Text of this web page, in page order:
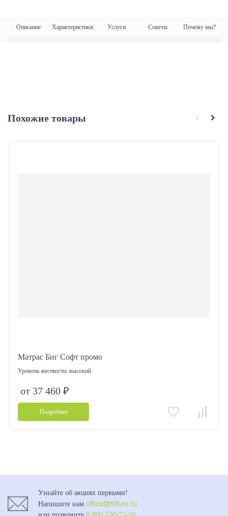
Описание Характеристики Услуги Советы Почему мы?
Похожие товары
Матрас Биг Софт промо
Уровень жесткости: высокий
от 37 460 ₽
Подробнее
Узнайте об акциях первыми!
Напишите нам office@55vm.ru